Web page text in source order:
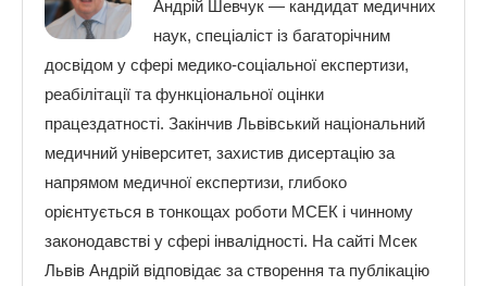
Андрій Шевчук — кандидат медичних
наук, спеціаліст із багаторічним
досвідом у сфері медико-соціальної експертизи,
реабілітації та функціональної оцінки
працездатності. Закінчив Львівський національний
медичний університет, захистив дисертацію за
напрямом медичної експертизи, глибоко
орієнтується в тонкощах роботи МСЕК і чинному
законодавстві у сфері інвалідності. На сайті Мсек
Львів Андрій відповідає за створення та публікацію